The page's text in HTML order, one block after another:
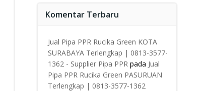
Komentar Terbaru
Jual Pipa PPR Rucika Green KOTA
SURABAYA Terlengkap | 0813-3577-
1362 - Supplier Pipa PPRpada Jual
Pipa PPR Rucika Green PASURUAN
Terlengkap | 0813-3577-1362